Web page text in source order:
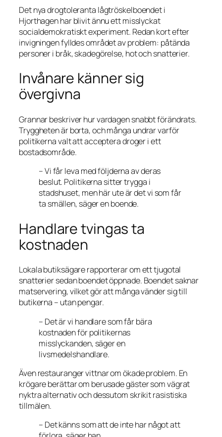
Det nya drogtoleranta lågtröskelboendet i
Hjorthagen har blivit ännu ett misslyckat
socialdemokratiskt experiment. Redan kort efter
invigningen fylldes området av problem: påtända
personer i bråk, skadegörelse, hot och snatterier.
Invånare känner sig
övergivna
Grannar beskriver hur vardagen snabbt förändrats.
Tryggheten är borta, och många undrar varför
politikerna valt att acceptera droger i ett
bostadsområde.
– Vi får leva med följderna av deras
beslut. Politikerna sitter trygga i
stadshuset, men här ute är det vi som får
ta smällen, säger en boende.
Handlare tvingas ta
kostnaden
Lokala butiksägare rapporterar om ett tjugotal
snatterier sedan boendet öppnade. Boendet saknar
matservering, vilket gör att många vänder sig till
butikerna – utan pengar.
– Det är vi handlare som får bära
kostnaden för politikernas
misslyckanden, säger en
livsmedelshandlare.
Även restauranger vittnar om ökade problem. En
krögare berättar om berusade gäster som vägrat
nyktra alternativ och dessutom skrikit rasistiska
tillmälen.
– Det känns som att de inte har något att